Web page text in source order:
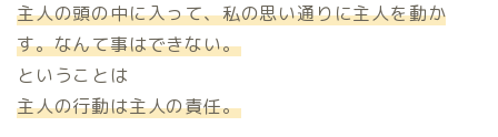
主人の頭の中に入って、私の思い通りに主人を動か
す。なんて事はできない。
ということは
主人の行動は主人の責任。